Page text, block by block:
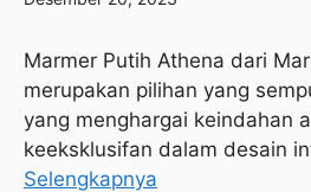
Marmer Putih Athena dari
merupakan pilihan yang
yang menghargai keindahan
keeksklusifan dalam desain
Selengkapnya